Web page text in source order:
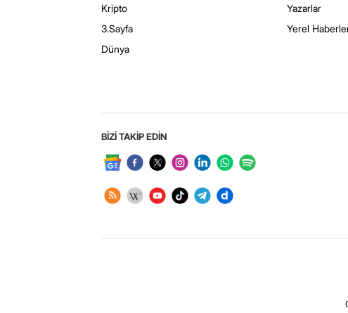
Kripto
3.Sayfa
Dünya
Yazarlar
Yerel
BİZİ TAKİP EDİN